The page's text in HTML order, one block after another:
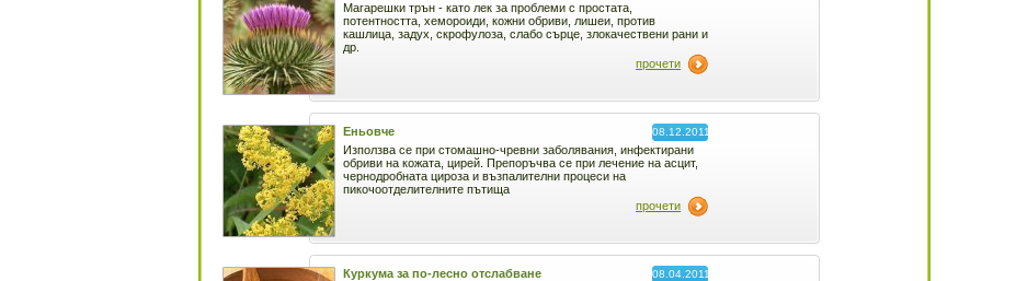
Магарешки трън - като лек за проблеми с простата,
потентността, хемороиди, кожни обриви, лишеи, против
кашлица, задух, скрофулоза, слабо сърце, злокачествени рани и
др.
прочети
Еньовче 08.12.2011
Използва се при стомашно-чревни заболявания, инфектирани
обриви на кожата, цирей. Препоръчва се при лечение на асцит,
чернодробната цироза и възпалителни процеси на
пикочоотделителните пътища
прочети
Куркума за по-лесно отслабване 08.04.2011